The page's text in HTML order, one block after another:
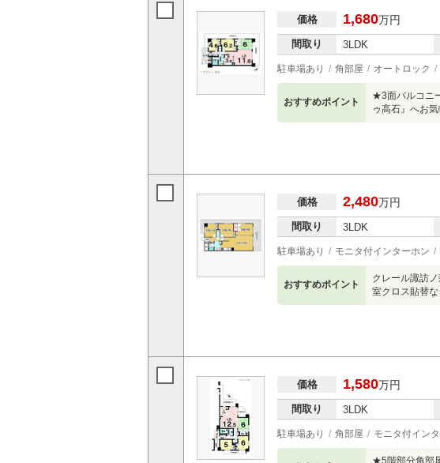
価格 1,680万円
間取り 3LDK
駐車場あり 角部屋 オートロック
おすすめポイント
★3面バルコニ
ゥ高石』へお
価格 2,480万円
間取り 3LDK
駐車場あり モニタ付インターホン
おすすめポイント
クレール諏訪
室クロス貼替
価格 1,580万円
間取り 3LDK
駐車場あり 角部屋 モニタ付イン
★5階部分角部